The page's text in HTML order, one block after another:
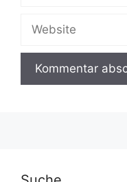
Website